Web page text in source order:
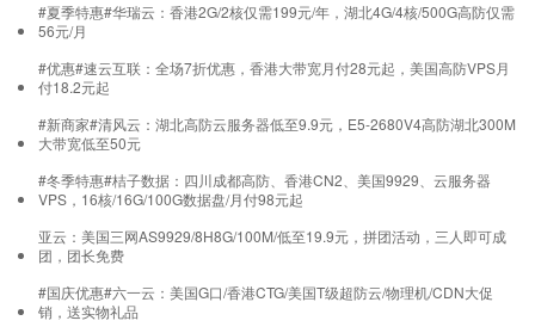
#夏季特惠#华瑞云：香港2G/2核仅需199元/年，湖北4G/4核/500G高防仅需
56元/月
#优惠#速云互联：全场7折优惠，香港大带宽月付28元起，美国高防VPS月
付18.2元起
#新商家#清风云：湖北高防云服务器低至9.9元，E5-2680V4高防湖北300M
大带宽低至50元
#冬季特惠#桔子数据：四川成都高防、香港CN2、美国9929、云服务器
VPS，16核/16G/100G数据盘/月付98元起
亚云：美国三网AS9929/8H8G/100M/低至19.9元，拼团活动，三人即可成
团，团长免费
#国庆优惠#六一云：美国G口/香港CTG/美国T级超防云/物理机/CDN大促
销，送实物礼品